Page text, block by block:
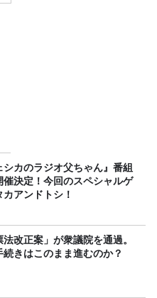
シカのラジオ父ちゃん』番組
催決定！今回のスペシャルゲ
カアンドトシ！
法改正案」が衆議院を通過。
続きはこのまま進むのか？